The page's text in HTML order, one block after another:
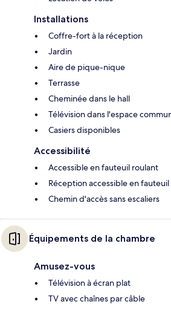
Installations
Coffre-fort à la réception
Jardin
Aire de pique-nique
Terrasse
Cheminée dans le hall
Télévision dans l'espace
Casiers disponibles
Accessibilité
Accessible en fauteuil roulant
Réception accessible en
Chemin d'accès sans escaliers
Équipements de la chambre
Amusez-vous
Télévision à écran plat
TV avec chaînes par câble